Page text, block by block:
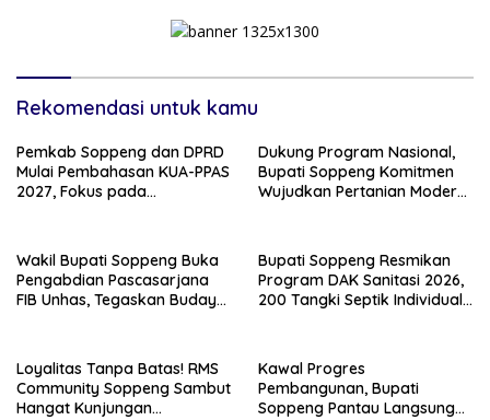
Rekomendasi untuk kamu
Pemkab Soppeng dan DPRD
Mulai Pembahasan KUA-PPAS
2027, Fokus pada
Dukung Program Nasional,
Bupati Soppeng Komitmen
Wujudkan Pertanian Modern
Wakil Bupati Soppeng Buka
Pengabdian Pascasarjana
FIB Unhas, Tegaskan Budaya
Bupati Soppeng Resmikan
Program DAK Sanitasi 2026,
200 Tangki Septik Individual
Loyalitas Tanpa Batas! RMS
Community Soppeng Sambut
Hangat Kunjungan
Kawal Progres
Pembangunan, Bupati
Soppeng Pantau Langsung